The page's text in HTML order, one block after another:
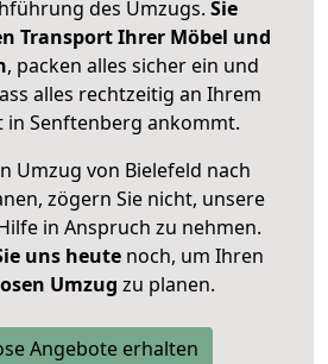
des Umzugs. Sie
Transport Ihrer Möbel und
, packen alles sicher ein und
alles rechtzeitig an Ihrem
in Senftenberg ankommt.
Umzug von Bielefeld nach
zögern Sie nicht, unsere
in Anspruch zu nehmen.
uns heutenoch, um Ihren
Umzug zu planen.
Angebote erhalten